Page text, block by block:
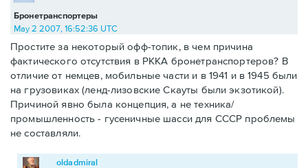
Бронетранспортеры
May 2 2007, 16:52:36 UTC
Простите за некоторый офф-топик, в чем причина
фактического отсутствия в РККА бронетранспортеров? В
отличие от немцев, мобильные части и в 1941 и в 1945 были
на грузовиках (ленд-лизовские Скауты были экзотикой).
Причиной явно была концепция, а не техника/
промышленность - гусеничные шасси для СССР проблемы
не составляли.
oldadmiral